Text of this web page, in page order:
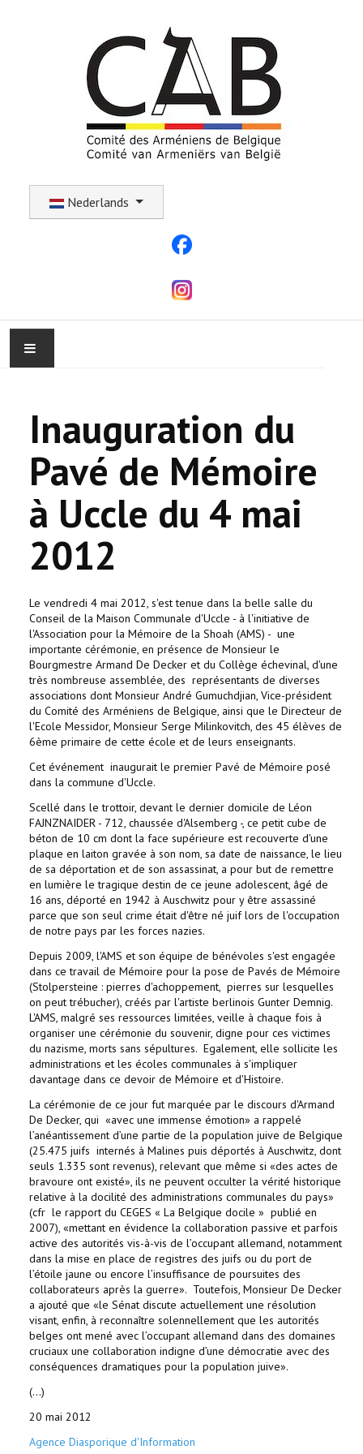
Nederlands
ACTUALITEIT
GEMEENSCHAP
EVENTS
🔔 VERKIEZINGEN 2026 🗳️
HAY DOUN
VERENIGINGEN
CONTACT
Inauguration du
Pavé de Mémoire
à Uccle du 4 mai
2012
Le vendredi 4 mai 2012, s'est tenue dans la belle salle du
Conseil de la Maison Communale d'Uccle - à l'initiative de
l'Association pour la Mémoire de la Shoah (AMS) - une
importante cérémonie, en présence de Monsieur le
Bourgmestre Armand De Decker et du Collège échevinal, d'une
très nombreuse assemblée, des représentants de diverses
associations dont Monsieur André Gumuchdjian, Vice-président
du Comité des Arméniens de Belgique, ainsi que le Directeur de
l'Ecole Messidor, Monsieur Serge Milinkovitch, des 45 élèves de
6ème primaire de cette école et de leurs enseignants.
Cet événement inaugurait le premier Pavé de Mémoire posé
dans la commune d'Uccle.
Scellé dans le trottoir, devant le dernier domicile de Léon
FAJNZNAIDER - 712, chaussée d'Alsemberg -, ce petit cube de
béton de 10 cm dont la face supérieure est recouverte d'une
plaque en laiton gravée à son nom, sa date de naissance, le lieu
de sa déportation et de son assassinat, a pour but de remettre
en lumière le tragique destin de ce jeune adolescent, âgé de
16 ans, déporté en 1942 à Auschwitz pour y être assassiné
parce que son seul crime était d'être né juif lors de l'occupation
de notre pays par les forces nazies.
Depuis 2009, l'AMS et son équipe de bénévoles s'est engagée
dans ce travail de Mémoire pour la pose de Pavés de Mémoire
(Stolpersteine : pierres d'achoppement, pierres sur lesquelles
on peut trébucher), créés par l'artiste berlinois Gunter Demnig.
L'AMS, malgré ses ressources limitées, veille à chaque fois à
organiser une cérémonie du souvenir, digne pour ces victimes
du nazisme, morts sans sépultures. Egalement, elle sollicite les
administrations et les écoles communales à s'impliquer
davantage dans ce devoir de Mémoire et d'Histoire.
La cérémonie de ce jour fut marquée par le discours d'Armand
De Decker, qui «avec une immense émotion» a rappelé
l’anéantissement d’une partie de la population juive de Belgique
(25.475 juifs internés à Malines puis déportés à Auschwitz, dont
seuls 1.335 sont revenus), relevant que même si «des actes de
bravoure ont existé», ils ne peuvent occulter la vérité historique
relative à la docilité des administrations communales du pays»
(cfr le rapport du CEGES « La Belgique docile » publié en
2007), «mettant en évidence la collaboration passive et parfois
active des autorités vis-à-vis de l’occupant allemand, notamment
dans la mise en place de registres des juifs ou du port de
l’étoile jaune ou encore l’insuffisance de poursuites des
collaborateurs après la guerre». Toutefois, Monsieur De Decker
a ajouté que «le Sénat discute actuellement une résolution
visant, enfin, à reconnaître solennellement que les autorités
belges ont mené avec l’occupant allemand dans des domaines
cruciaux une collaboration indigne d’une démocratie avec des
conséquences dramatiques pour la population juive».
(...)
20 mai 2012
Agence Diasporique d'Information